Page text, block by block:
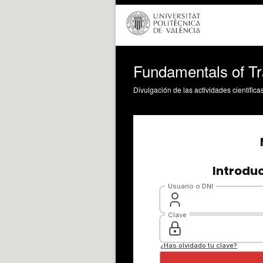
Fundamentals of
Divulgación de las actividades